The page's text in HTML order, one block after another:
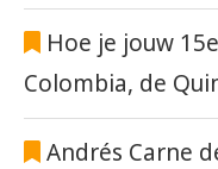
Hoe je jouw
Colombia, de
Andrés Carne